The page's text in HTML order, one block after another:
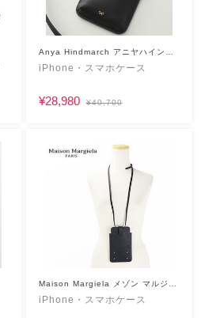
Anya Hindmarch アニヤハインド
マーチ
iPhone・スマホケース
¥28,980 ¥40,700
Maison Margiela メゾン マルジェ
ラ
iPhone・スマホケース